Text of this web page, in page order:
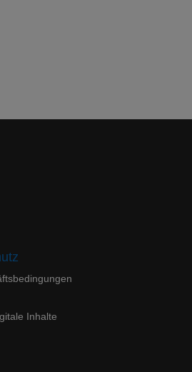
Inhalte